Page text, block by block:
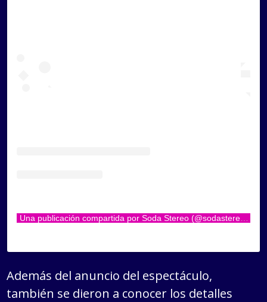
Además del anuncio del espectáculo,
también se dieron a conocer los detalles